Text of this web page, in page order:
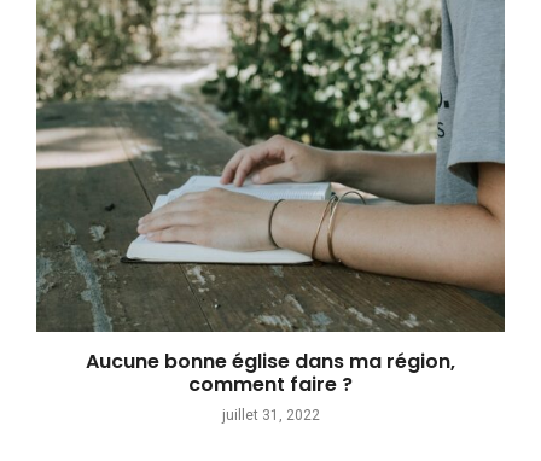
Aucune bonne église dans ma région,
comment faire ?
juillet 31, 2022